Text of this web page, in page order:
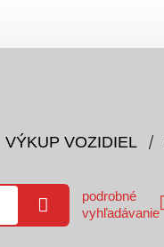
VÝKUP VOZIDIEL
podrobné
vyhľadávanie